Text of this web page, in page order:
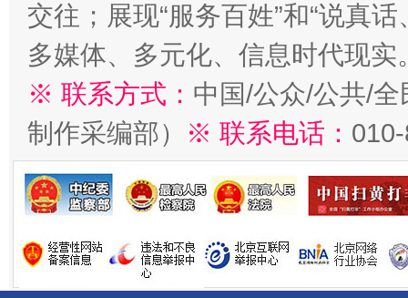
交往；展现“服务百姓”和“说真
多媒体、多元化、信息时代现实
※ 联系方式： 中国/公众/公共/
制作采编部）
※ 联系电话：